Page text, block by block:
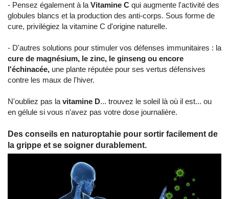
- Pensez également à la Vitamine C qui augmente l'activité des
globules blancs et la production des anti-corps. Sous forme de
cure, privilégiez la vitamine C d'origine naturelle.
- D'autres solutions pour stimuler vos défenses immunitaires : la
cure de magnésium, le zinc, le ginseng ou encore
l'échinacée, une plante réputée pour ses vertus défensives
contre les maux de l'hiver.
N'oubliez pas la vitamine D... trouvez le soleil là où il est... ou
en gélule si vous n'avez pas votre dose journalière.
Des conseils en naturoptahie pour sortir facilement de
la grippe et se soigner durablement.